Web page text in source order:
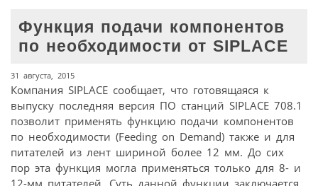
Функция подачи компонентов
по необходимости от SIPLACE
31 августа, 2015
Компания SIPLACE сообщает, что готовящаяся к
выпуску последняя версия ПО станций SIPLACE 708.1
позволит применять функцию подачи компонентов
по необходимости (Feeding on Demand) также и для
питателей из лент шириной более 12 мм. До сих
пор эта функция могла применяться только для 8- и